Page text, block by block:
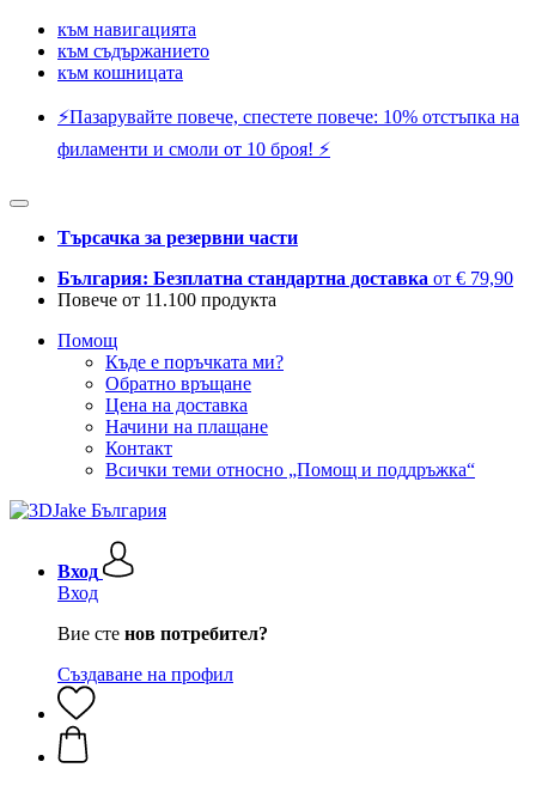
към навигацията
към съдържанието
към кошницата
⚡️Пазарувайте повече, спестете повече: 10% отстъпка на
филаменти и смоли от 10 броя! ⚡️
Търсачка за резервни части
България: Безплатна стандартна доставка от € 79,90
Повече от 11.100 продукта
Помощ
Къде е поръчката ми?
Обратно връщане
Цена на доставка
Начини на плащане
Контакт
Всички теми относно „Помощ и поддръжка“
Вход
Вход
Вие сте нов потребител?
Създаване на профил